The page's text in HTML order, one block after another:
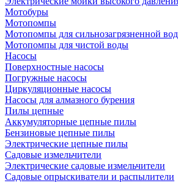
Мотобуры
Мотопомпы
Мотопомпы для сильнозагрязненной
Мотопомпы для чистой воды
Насосы
Поверхностные насосы
Погружные насосы
Циркуляционные насосы
Насосы для алмазного бурения
Пилы цепные
Аккумуляторные цепные пилы
Бензиновые цепные пилы
Электрические цепные пилы
Садовые измельчители
Электрические садовые измельчители
Садовые опрыскиватели и распылители